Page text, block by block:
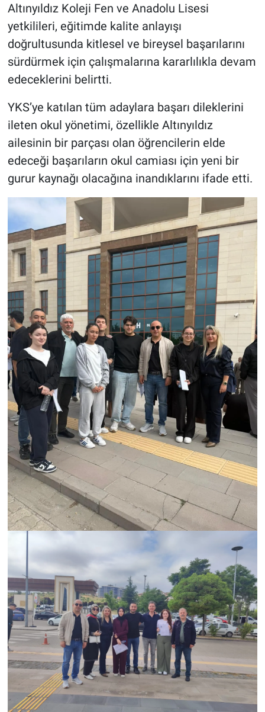
Altınyıldız Koleji Fen ve Anadolu Lisesi
yetkilileri, eğitimde kalite anlayışı
doğrultusunda kitlesel ve bireysel başarılarını
sürdürmek için çalışmalarına kararlılıkla devam
edeceklerini belirtti.
YKS’ye katılan tüm adaylara başarı dileklerini
ileten okul yönetimi, özellikle Altınyıldız
ailesinin bir parçası olan öğrencilerin elde
edeceği başarıların okul camiası için yeni bir
gurur kaynağı olacağına inandıklarını ifade etti.